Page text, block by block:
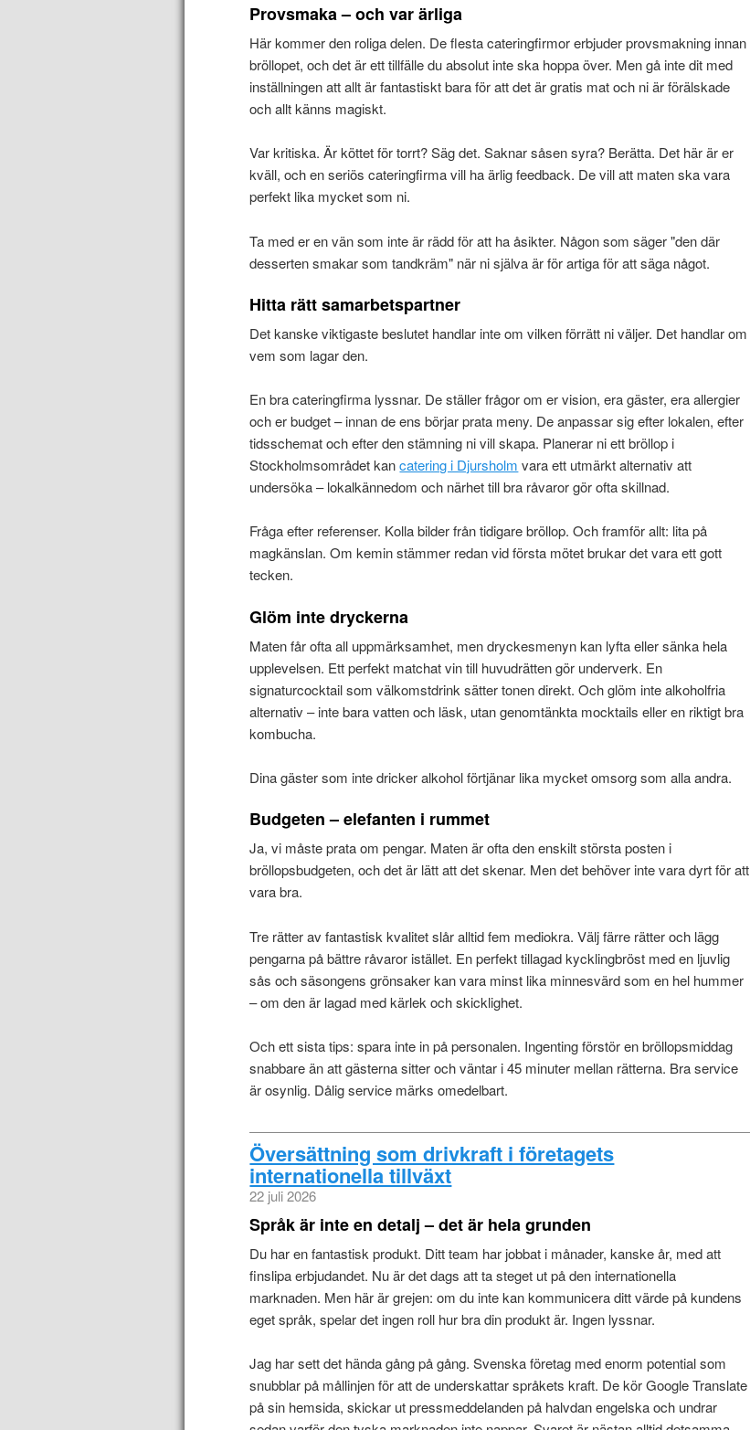
Provsmaka – och var ärliga
Här kommer den roliga delen. De flesta cateringfirmor erbjuder provsmakning innan
bröllopet, och det är ett tillfälle du absolut inte ska hoppa över. Men gå inte dit med
inställningen att allt är fantastiskt bara för att det är gratis mat och ni är förälskade
och allt känns magiskt.
Var kritiska. Är köttet för torrt? Säg det. Saknar såsen syra? Berätta. Det här är er
kväll, och en seriös cateringfirma vill ha ärlig feedback. De vill att maten ska vara
perfekt lika mycket som ni.
Ta med er en vän som inte är rädd för att ha åsikter. Någon som säger "den där
desserten smakar som tandkräm" när ni själva är för artiga för att säga något.
Hitta rätt samarbetspartner
Det kanske viktigaste beslutet handlar inte om vilken förrätt ni väljer. Det handlar om
vem som lagar den.
En bra cateringfirma lyssnar. De ställer frågor om er vision, era gäster, era allergier
och er budget – innan de ens börjar prata meny. De anpassar sig efter lokalen, efter
tidsschemat och efter den stämning ni vill skapa. Planerar ni ett bröllop i
Stockholmsområdet kancatering i Djursholm vara ett utmärkt alternativ att
undersöka – lokalkännedom och närhet till bra råvaror gör ofta skillnad.
Fråga efter referenser. Kolla bilder från tidigare bröllop. Och framför allt: lita på
magkänslan. Om kemin stämmer redan vid första mötet brukar det vara ett gott
tecken.
Glöm inte dryckerna
Maten får ofta all uppmärksamhet, men dryckesmenyn kan lyfta eller sänka hela
upplevelsen. Ett perfekt matchat vin till huvudrätten gör underverk. En
signaturcocktail som välkomstdrink sätter tonen direkt. Och glöm inte alkoholfria
alternativ – inte bara vatten och läsk, utan genomtänkta mocktails eller en riktigt bra
kombucha.
Dina gäster som inte dricker alkohol förtjänar lika mycket omsorg som alla andra.
Budgeten – elefanten i rummet
Ja, vi måste prata om pengar. Maten är ofta den enskilt största posten i
bröllopsbudgeten, och det är lätt att det skenar. Men det behöver inte vara dyrt för att
vara bra.
Tre rätter av fantastisk kvalitet slår alltid fem mediokra. Välj färre rätter och lägg
pengarna på bättre råvaror istället. En perfekt tillagad kycklingbröst med en ljuvlig
sås och säsongens grönsaker kan vara minst lika minnesvärd som en hel hummer
– om den är lagad med kärlek och skicklighet.
Och ett sista tips: spara inte in på personalen. Ingenting förstör en bröllopsmiddag
snabbare än att gästerna sitter och väntar i 45 minuter mellan rätterna. Bra service
är osynlig. Dålig service märks omedelbart.
Översättning som drivkraft i företagets
internationella tillväxt
22 juli 2026
Språk är inte en detalj – det är hela grunden
Du har en fantastisk produkt. Ditt team har jobbat i månader, kanske år, med att
finslipa erbjudandet. Nu är det dags att ta steget ut på den internationella
marknaden. Men här är grejen: om du inte kan kommunicera ditt värde på kundens
eget språk, spelar det ingen roll hur bra din produkt är. Ingen lyssnar.
Jag har sett det hända gång på gång. Svenska företag med enorm potential som
snubblar på mållinjen för att de underskattar språkets kraft. De kör Google Translate
på sin hemsida, skickar ut pressmeddelanden på halvdan engelska och undrar